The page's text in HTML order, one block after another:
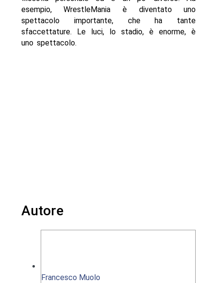
esempio, WrestleMania è diventato uno
spettacolo importante, che ha tante
sfaccettature. Le luci, lo stadio, è enorme, è
uno spettacolo.
Autore
Francesco Muolo